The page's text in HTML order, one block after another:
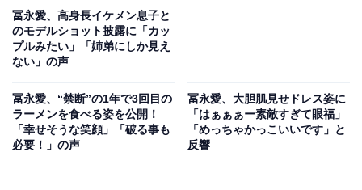
冨永愛、高身長イケメン息子と
のモデルショット披露に「カッ
プルみたい」「姉弟にしか見え
ない」の声
冨永愛、“禁断”の1年で3回目の
ラーメンを食べる姿を公開！
「幸せそうな笑顔」「破る事も
必要！」の声
冨永愛、大胆肌見せドレス姿に
「はぁぁぁー素敵すぎて眼福」
「めっちゃかっこいいです」と
反響